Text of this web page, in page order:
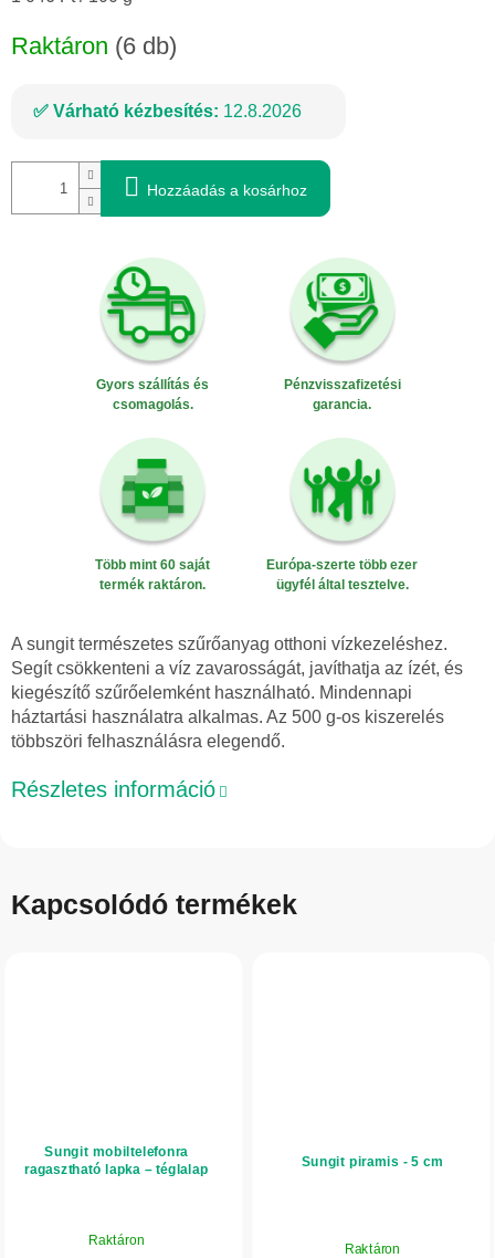
Raktáron (6 db)
Várható kézbesítés: 12.8.2026
Hozzáadás a kosárhoz
Gyors szállítás és
csomagolás.
Pénzvisszafizetési
garancia.
Több mint 60 saját
termék raktáron.
Európa-szerte több ezer
ügyfél által tesztelve.
A sungit természetes szűrőanyag otthoni vízkezeléshez.
Segít csökkenteni a víz zavarosságát, javíthatja az ízét, és
kiegészítő szűrőelemként használható. Mindennapi
háztartási használatra alkalmas. Az 500 g-os kiszerelés
többszöri felhasználásra elegendő.
Részletes információ
Kapcsolódó termékek
Sungit mobiltelefonra
ragasztható lapka – téglalap
Raktáron
Sungit piramis - 5 cm
Raktáron